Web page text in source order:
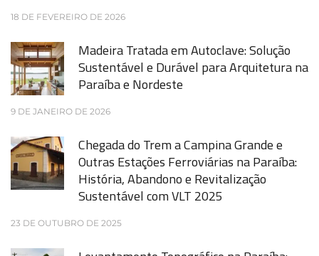
18 DE FEVEREIRO DE 2026
Madeira Tratada em Autoclave: Solução
Sustentável e Durável para Arquitetura na
Paraíba e Nordeste
9 DE JANEIRO DE 2026
Chegada do Trem a Campina Grande e
Outras Estações Ferroviárias na Paraíba:
História, Abandono e Revitalização
Sustentável com VLT 2025
23 DE OUTUBRO DE 2025